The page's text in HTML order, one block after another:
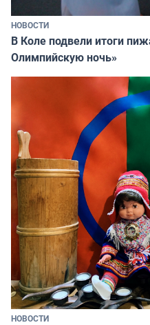
НОВОСТИ
В Коле подвели итоги
Олимпийскую ночь»
НОВОСТИ